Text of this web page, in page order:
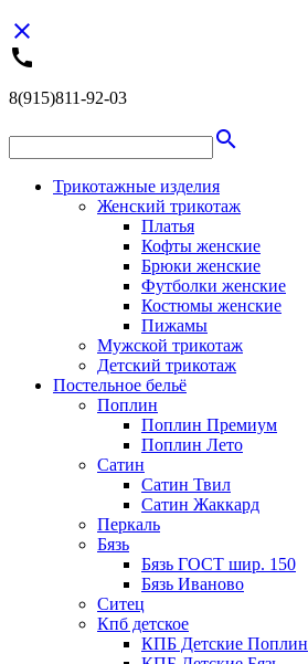
close
call
8(915)811-92-03
search
Трикотажные изделия
Женский трикотаж
Платья
Кофты женские
Брюки женские
Футболки женские
Костюмы женские
Пижамы
Мужской трикотаж
Детский трикотаж
Постельное бельё
Поплин
Поплин Премиум
Поплин Лето
Сатин
Сатин Твил
Сатин Жаккард
Перкаль
Бязь
Бязь ГОСТ шир. 150
Бязь Иваново
Ситец
Кпб детское
КПБ Детские Поплин